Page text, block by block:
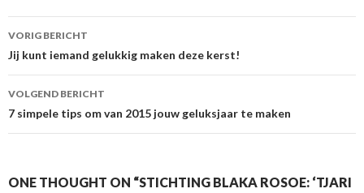
Berichtnavigatie
VORIG BERICHT
Jij kunt iemand gelukkig maken deze kerst!
VOLGEND BERICHT
7 simpele tips om van 2015 jouw geluksjaar te maken
ONE THOUGHT ON “STICHTING BLAKA ROSOE: ‘TJARI